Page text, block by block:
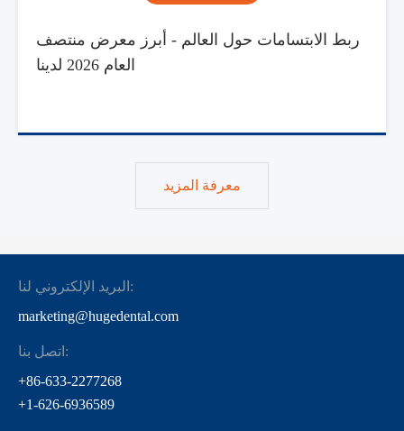
ربط الابتسامات حول العالم - أبرز معرض منتصف
العام 2026 لدينا
معرفة المزيد
البريد الإلكتروني لنا:
marketing@hugedental.com
اتصل بنا:
+86-633-2277268
+1-626-6936589